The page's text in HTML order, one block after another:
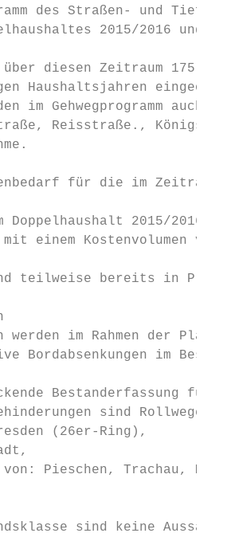
des Straßen- und
2015/2016 und
diesen Zeitraum 175
Haushaltsjahren
im Gehwegprogramm
Reisstraße.,
für die im Zeitraum
Doppelhaushalt 2015/
mit einem
teilweise bereits in
werden im Rahmen der
Bordabsenkungen im
Bestanderfassung
sind Rollwege
(26er-Ring),
Pieschen, Trachau,
sind keine